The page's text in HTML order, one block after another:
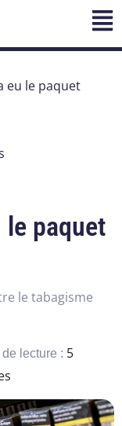
eu le paquet
le paquet
le tabagisme
lecture : 5